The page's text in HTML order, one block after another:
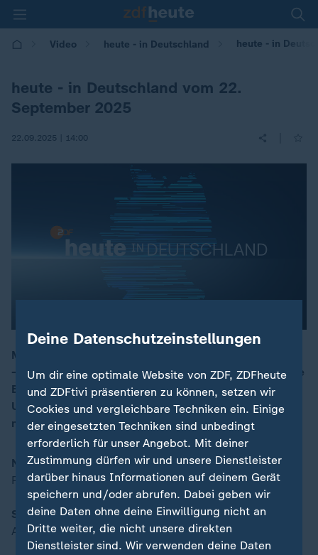
Video heute - in Deutschland heute - in
heute - in Deutschland vom 22.
September 2025
22.09.2025 | 14:00
Mit den Themen: Neue Bahnchefin und neue Strategie
– Pünktlichkeitsziele verschoben / Streit um Giftgrube
Brüchau – Anwohner für Beseitigung von Giftmüll /
Unterrichtsfach „Fit for Life“ – Lernen für das Leben
nach der Schule
Neue Bahnchefin und neue Strategie
Pünktlichkeitsziele verschoben
Streit um Giftgrube Brüchau
Anwohner für Beseitigung von Giftmüll
Deine Datenschutzeinstellungen
Um dir eine optimale Website von ZDF, ZDFheute
und ZDFtivi präsentieren zu können, setzen wir
Cookies und vergleichbare Techniken ein. Einige
der eingesetzten Techniken sind unbedingt
erforderlich für unser Angebot. Mit deiner
Zustimmung dürfen wir und unsere Dienstleister
darüber hinaus Informationen auf deinem Gerät
speichern und/oder abrufen. Dabei geben wir
deine Daten ohne deine Einwilligung nicht an
Dritte weiter, die nicht unsere direkten
Dienstleister sind. Wir verwenden deine Daten